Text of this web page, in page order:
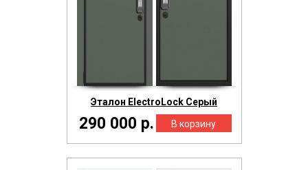
Эталон ElectroLock Серый
290 000 р.